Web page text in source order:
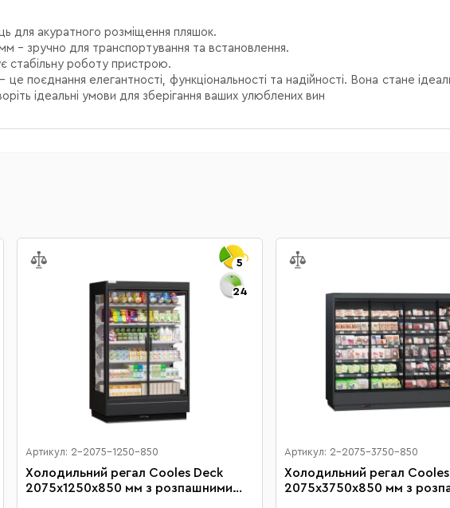
для акуратного розміщення пляшок.
– зручно для транспортування та встановлення.
стабільну роботу пристрою.
це поєднання елегантності, функціональності та надійності. Вона стане
ідеальні умови для зберігання ваших улюблених вин
5
24
Артикул: 2-2075-1250-850
Холодильний регал Cooles Deck
2075х1250х850 мм з розпашними
Артикул: 2-2075-3750-850
Холодильний регал
2075х3750х850 мм з